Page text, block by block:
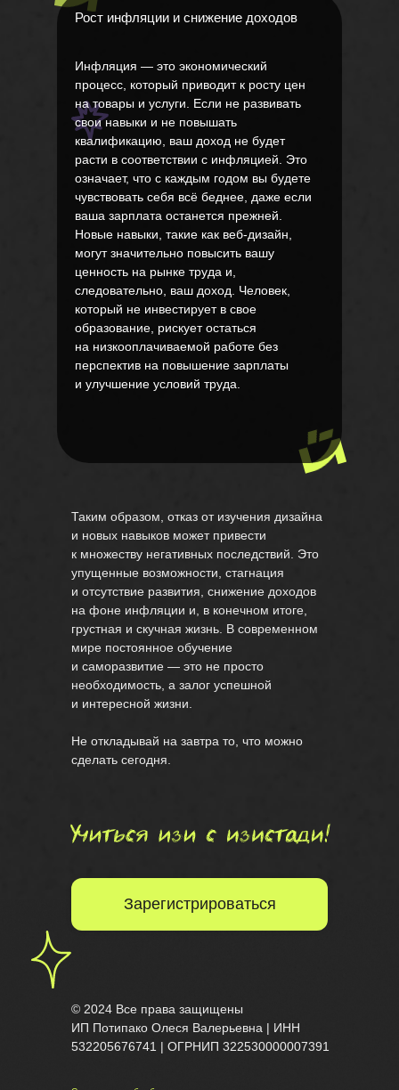
Таким образом, отказ от изучения дизайна
и новых навыков может привести
к множеству негативных последствий. Это
упущенные возможности, стагнация
и отсутствие развития, снижение доходов
на фоне инфляции и, в конечном итоге,
грустная и скучная жизнь. В современном
мире постоянное обучение
и саморазвитие — это не просто
необходимость, а залог успешной
и интересной жизни.
Не откладывай на завтра то, что можно
сделать сегодня.
Рост инфляции и снижение доходов
Инфляция — это экономический
процесс, который приводит к росту цен
на товары и услуги. Если не развивать
свои навыки и не повышать
квалификацию, ваш доход не будет
расти в соответствии с инфляцией. Это
означает, что с каждым годом вы будете
чувствовать себя всё беднее, даже если
ваша зарплата останется прежней.
Новые навыки, такие как веб-дизайн,
могут значительно повысить вашу
ценность на рынке труда и,
следовательно, ваш доход. Человек,
который не инвестирует в свое
образование, рискует остаться
на низкооплачиваемой работе без
перспектив на повышение зарплаты
и улучшение условий труда.
Зарегистрироваться
© 2024 Все права защищены
ИП Потипако Олеся Валерьевна | ИНН
532205676741 | ОГРНИП 322530000007391